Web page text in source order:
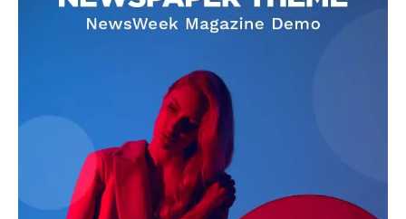
AIN NEWS 1
Contact Us
About Us
Privacy Policy
Terms of Use Agreement